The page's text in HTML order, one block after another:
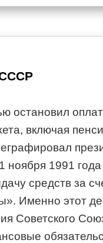
остановил
включая
1991 года
средств за
Именно этот
Советского